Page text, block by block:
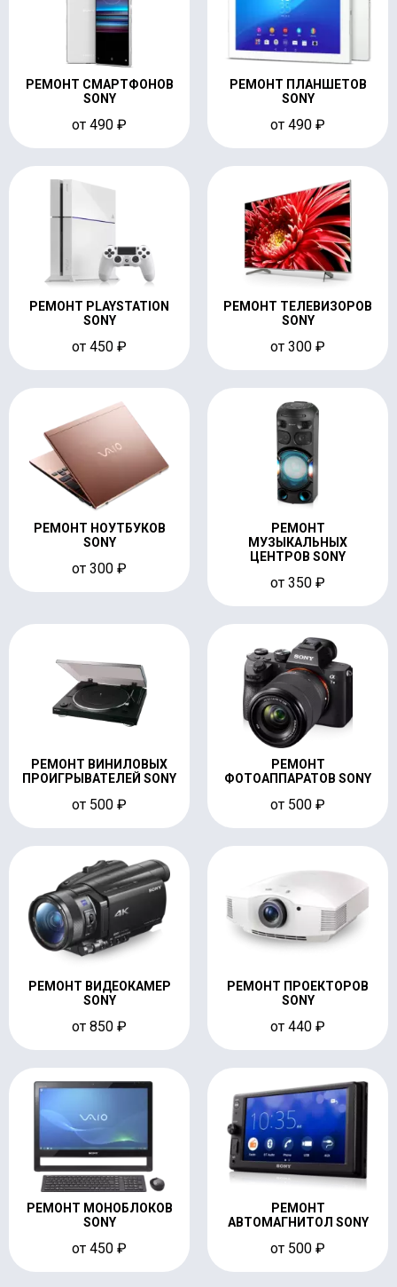
РЕМОНТ СМАРТФОНОВ
SONY
от 490 ₽
РЕМОНТ ПЛАНШЕТОВ
SONY
от 490 ₽
РЕМОНТ PLAYSTATION
SONY
от 450 ₽
РЕМОНТ ТЕЛЕВИЗОРОВ
SONY
от 300 ₽
РЕМОНТ НОУТБУКОВ
SONY
от 300 ₽
РЕМОНТ
МУЗЫКАЛЬНЫХ
ЦЕНТРОВ SONY
от 350 ₽
РЕМОНТ ВИНИЛОВЫХ
ПРОИГРЫВАТЕЛЕЙ SONY
от 500 ₽
РЕМОНТ
ФОТОАППАРАТОВ SONY
от 500 ₽
РЕМОНТ ВИДЕОКАМЕР
SONY
от 850 ₽
РЕМОНТ ПРОЕКТОРОВ
SONY
от 440 ₽
РЕМОНТ МОНОБЛОКОВ
SONY
от 450 ₽
РЕМОНТ
АВТОМАГНИТОЛ SONY
от 500 ₽